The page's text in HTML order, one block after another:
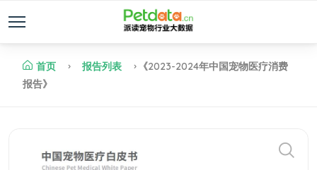
首页 报告列表
《2023-2024年中国宠物医疗消费
报告》